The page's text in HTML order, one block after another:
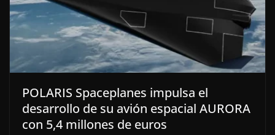
POLARIS Spaceplanes impulsa el
desarrollo de su avión espacial AURORA
con 5,4 millones de euros